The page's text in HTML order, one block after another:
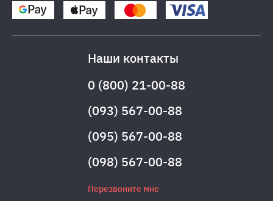
Наши контакты
0 (800) 21-00-88
(093) 567-00-88
(095) 567-00-88
(098) 567-00-88
Перезвоните мне